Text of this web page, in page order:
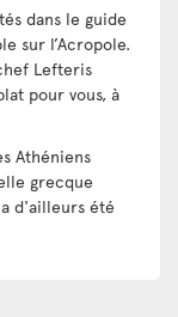
dans le guide
sur l’Acropole.
Lefteris
pour vous, à
Athéniens
grecque
d'ailleurs été